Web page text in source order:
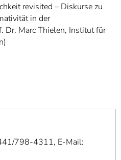
revisited – Diskurse zu
in der
Dr. Marc Thielen, Institut für
798-4311, E-Mail: